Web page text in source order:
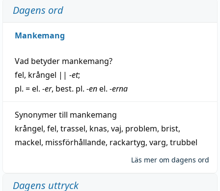
Dagens ord
Mankemang
Vad betyder mankemang?
fel, krångel || -et;
pl. = el. -er, best. pl. -enel. -erna
Synonymer till mankemang
krångel, fel, trassel, knas, vaj, problem, brist,
mackel, missförhållande, rackartyg, varg, trubbel
Läs mer om dagens ord
Dagens uttryck